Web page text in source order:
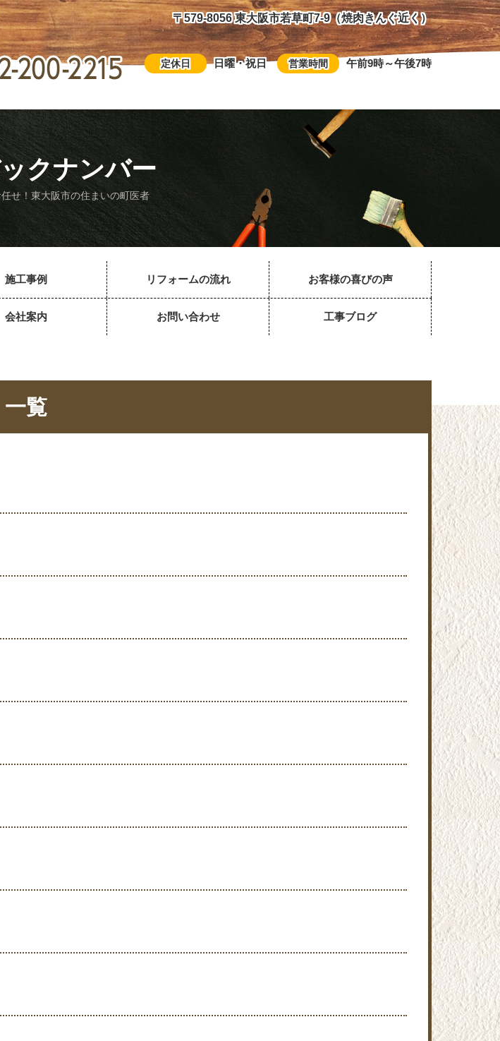
〒579-8056 東大阪市若草町7-9（焼肉きんぐ近く）
営業時間 午前9時～午後7時
定休日 日曜・祝日
クナンバー
せ！東大阪市の住まいの町医者
施工事例 リフォームの流れ お客様の喜びの声
会社案内 お問い合わせ 工事ブログ
一覧